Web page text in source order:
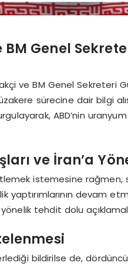
BM Genel
ve BM Genel
sürecine dair bilgi
ABD’nin
ve İran’a
istemesine
yaptırımlarının devam
tehdit dolu
bildirilse de,